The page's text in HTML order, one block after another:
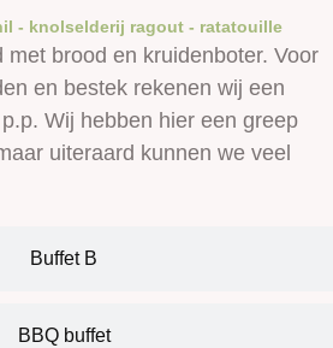
Buffet B
BBQ buffet
- knolselderij ragout - ratatouille
met brood en kruidenboter. Voor
en bestek rekenen wij een
Wij hebben hier een greep
uiteraard kunnen we veel